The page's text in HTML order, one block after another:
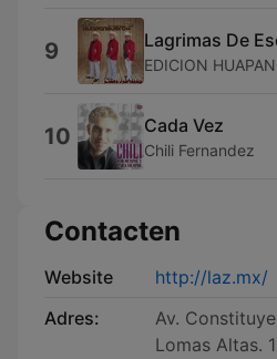
9 Lagrimas De
EDICION
10 Cada Vez
Chili Fernandez
Contacten
Website
http://laz.mx/
Adres:
Av.
Lomas Altas.